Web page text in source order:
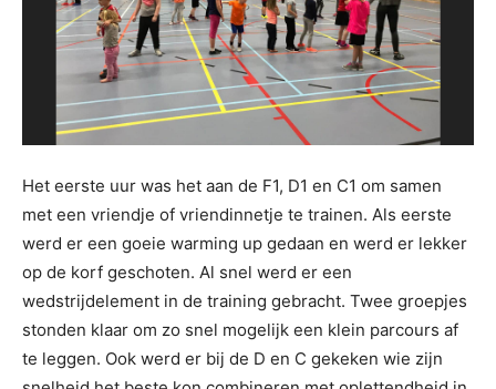
Het eerste uur was het aan de F1, D1 en C1 om samen
met een vriendje of vriendinnetje te trainen. Als eerste
werd er een goeie warming up gedaan en werd er lekker
op de korf geschoten. Al snel werd er een
wedstrijdelement in de training gebracht. Twee groepjes
stonden klaar om zo snel mogelijk een klein parcours af
te leggen. Ook werd er bij de D en C gekeken wie zijn